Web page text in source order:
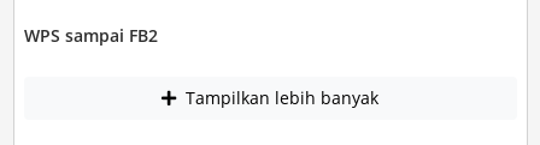
WPS sampai FB2
Tampilkan lebih banyak